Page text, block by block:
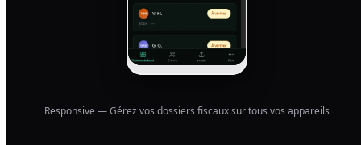
Responsive — Gérez vos dossiers fiscaux sur tous vos appareils